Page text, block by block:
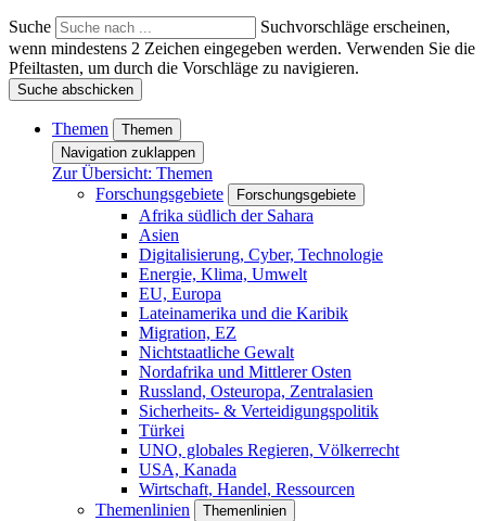
Suche
Suchvorschläge erscheinen,
wenn mindestens 2 Zeichen eingegeben werden. Verwenden Sie die
Pfeiltasten, um durch die Vorschläge zu navigieren.
Suche abschicken
Themen
Themen
Navigation zuklappen
Zur Übersicht: Themen
Forschungsgebiete
Forschungsgebiete
Afrika südlich der Sahara
Asien
Digitalisierung, Cyber, Technologie
Energie, Klima, Umwelt
EU, Europa
Lateinamerika und die Karibik
Migration, EZ
Nichtstaatliche Gewalt
Nordafrika und Mittlerer Osten
Russland, Osteuropa, Zentralasien
Sicherheits- & Verteidigungspolitik
Türkei
UNO, globales Regieren, Völkerrecht
USA, Kanada
Wirtschaft, Handel, Ressourcen
Themenlinien
Themenlinien